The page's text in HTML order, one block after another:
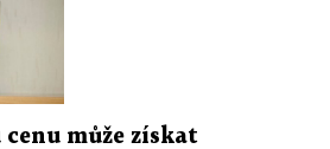
cenu může získat